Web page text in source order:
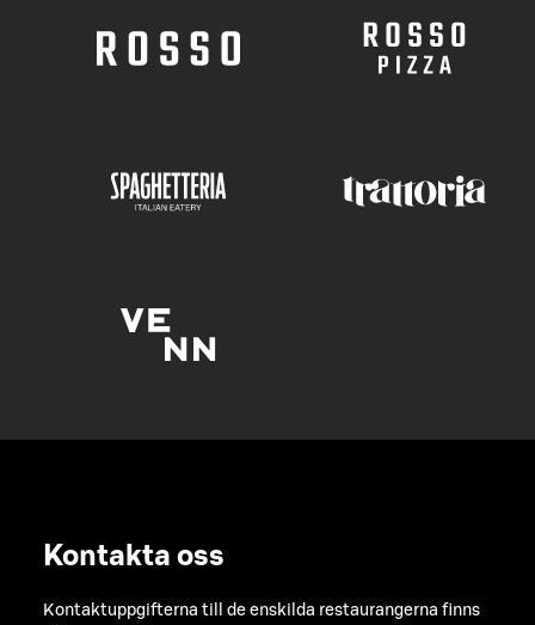
Kontakta oss
Kontaktuppgifterna till de enskilda restaurangerna finns